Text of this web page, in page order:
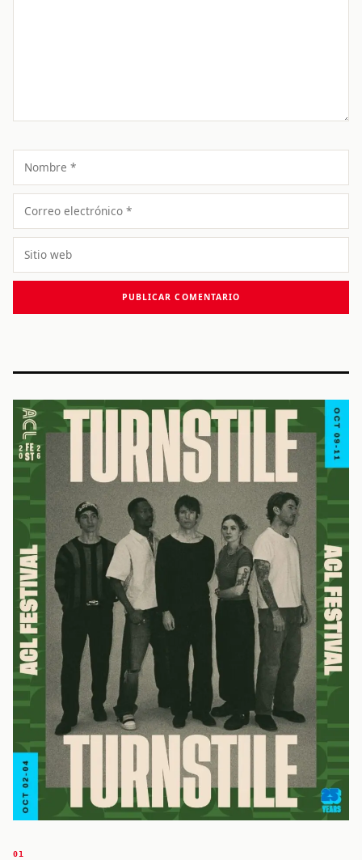
Nombre
Correo
electrónico
Sitio
web